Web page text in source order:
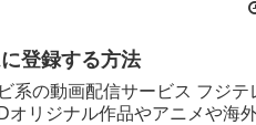
登録する方法
系の動画配信サービス フジテ
オリジナル作品やアニメや海